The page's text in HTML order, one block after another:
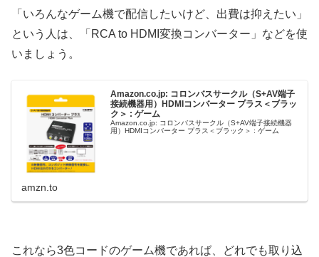
「いろんなゲーム機で配信したいけど、出費は抑えたい」
という人は、「RCA to HDMI変換コンバーター」などを使
いましょう。
Amazon.co.jp: コロンバスサークル（S+AV端子
接続機器用）HDMIコンバーター プラス＜ブラッ
ク＞ : ゲーム
Amazon.co.jp: コロンバスサークル（S+AV端子接続機器
用）HDMIコンバーター プラス＜ブラック＞ : ゲーム
amzn.to
これなら3色コードのゲーム機であれば、どれでも取り込